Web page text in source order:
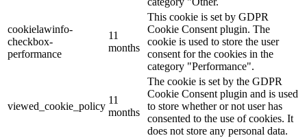
cookielawinfo-
checkbox-
performance
11
months
This cookie is set by GDPR
Cookie Consent plugin. The
cookie is used to store the user
consent for the cookies in the
category "Performance".
viewed_cookie_policy
11
months
The cookie is set by the GDPR
Cookie Consent plugin and is used
to store whether or not user has
consented to the use of cookies. It
does not store any personal data.